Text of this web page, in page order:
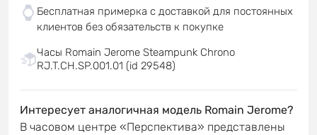
Бесплатная примерка с доставкой для постоянных
клиентов без обязательств к покупке
Часы Romain Jerome Steampunk Chrono
RJ.T.CH.SP.001.01 (id 29548)
Интересует аналогичная модель Romain Jerome?
В часовом центре «Перспектива» представлены